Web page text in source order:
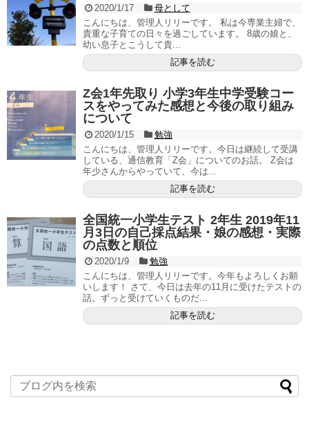
2020/1/17
母として
こんにちは、管理人リリーです。 私は今専業主婦で、
貴重な子育ての日々を過ごしています。 8歳の娘と、
幼い息子とこうして貴...
記事を読む
Z会1年先取り 小学3年生中学受験コー
スをやってみた感想と今後の取り組み
について
2020/1/15
勉強
こんにちは、管理人リリーです。今日は継続して受講
している、通信教育「Z会」についてのお話。 Z会は
年少さんからやっていて、今は...
記事を読む
全国統一小学生テスト 2年生 2019年11
月3日の自己採点結果・娘の感想・実際
の点数と順位
2020/1/9
勉強
こんにちは、管理人リリーです。今年もよろしくお願
いします！ さて、今日は去年の11月に受けたテストの
話。ずっと受けていくものだ...
記事を読む